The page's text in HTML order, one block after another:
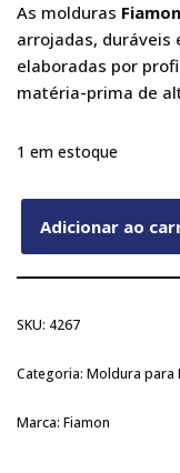
As molduras Fiamon
arrojadas, duráveis
elaboradas por
matéria-prima de
1 em estoque
Adicionar ao
SKU: 4267
Categoria: Moldura para
Marca: Fiamon